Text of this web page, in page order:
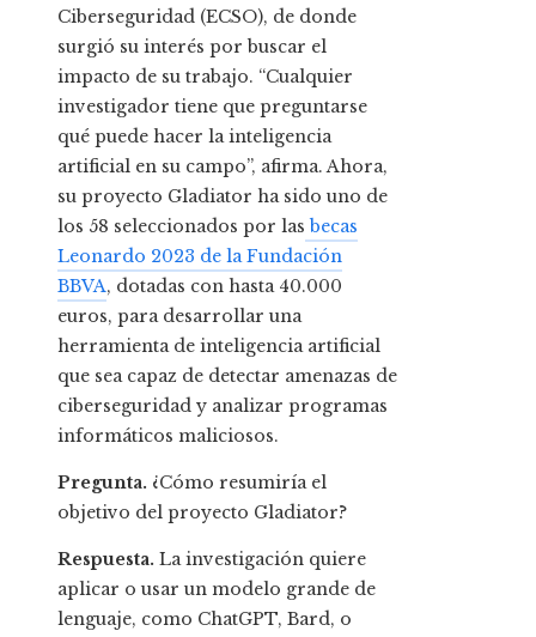
Ciberseguridad (ECSO), de donde
surgió su interés por buscar el
impacto de su trabajo. “Cualquier
investigador tiene que preguntarse
qué puede hacer la inteligencia
artificial en su campo”, afirma. Ahora,
su proyecto Gladiator ha sido uno de
los 58 seleccionados por las becas
Leonardo 2023 de la Fundación
BBVA, dotadas con hasta 40.000
euros, para desarrollar una
herramienta de inteligencia artificial
que sea capaz de detectar amenazas de
ciberseguridad y analizar programas
informáticos maliciosos.
Pregunta. ¿Cómo resumiría el
objetivo del proyecto Gladiator?
Respuesta. La investigación quiere
aplicar o usar un modelo grande de
lenguaje, como ChatGPT, Bard, o